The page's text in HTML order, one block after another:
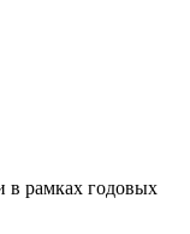
в рамках годовых